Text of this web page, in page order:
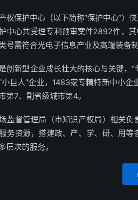
权保护中心（以下简称“保护中心”）
中心共受理专利预审案件2892件，
号需符合光电子信息产业及高端装备
创新型企业成长壮大的核心与关键，
小巨人”企业，1483家专精特新中小
第7、副省级城市第4。
监督管理局（市知识产权局）相关
务资源，搭建政、产、学、研、用等
层次的服务。